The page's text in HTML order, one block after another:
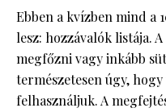
Ebben a kvízben mind a
lesz: hozzávalók listája.
megfőzni vagy inkább
természetesen úgy,
felhasználjuk. A